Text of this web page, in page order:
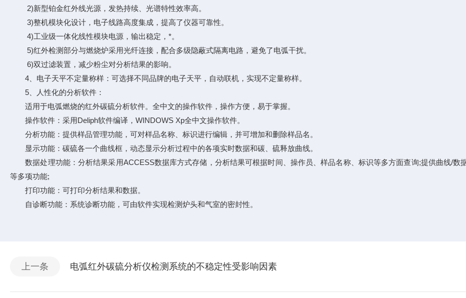
2)新型铂金红外线光源，发热持续、光谱特性效率高。
3)整机模块化设计，电子线路高度集成，提高了仪器可靠性。
4)工业级一体化线性模块电源，输出稳定，*。
5)红外检测部分与燃烧炉采用光纤连接，配合多级隐蔽式隔离电路，避免了电弧干扰。
6)双过滤装置，减少粉尘对分析结果的影响。
4、电子天平不定量称样：可选择不同品牌的电子天平，自动联机，实现不定量称样。
5、人性化的分析软件：
适用于电弧燃烧的红外碳硫分析软件。全中文的操作软件，操作方便，易于掌握。
操作软件：采用Deliph软件编译，WINDOWS Xp全中文操作软件。
分析功能：提供样品管理功能，可对样品名称、标识进行编辑，并可增加和删除样品名。
显示功能：碳硫各一个曲线框，动态显示分析过程中的各项实时数据和碳、硫释放曲线。
数据处理功能：分析结果采用ACCESS数据库方式存储，分析结果可根据时间、操作员、样品名称、标识等多方面查询;提供曲线/数
等多项功能;
打印功能：可打印分析结果和数据。
自诊断功能：系统诊断功能，可由软件实现检测炉头和气室的密封性。
上一条 电弧红外碳硫分析仪检测系统的不稳定性受影响因素